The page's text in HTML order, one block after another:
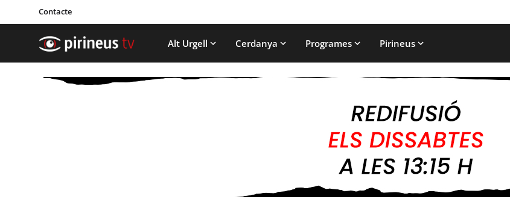
Contacte
Alt Urgell Cerdanya Programes Pirineus